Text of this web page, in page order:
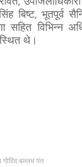
बिष्ट, भूतपूर्व
सहित विभिन्न
थे।
गोविंद बल्लभ पंत